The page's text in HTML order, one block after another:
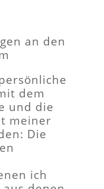
an den
dem
und die
meiner
Die
ich